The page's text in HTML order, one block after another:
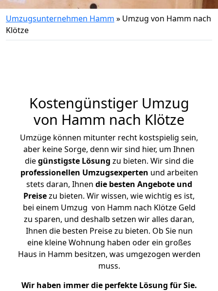
Umzugsunternehmen Hamm » Umzug von Hamm nach
Klötze
Kostengünstiger Umzug
von Hamm nach Klötze
Umzüge können mitunter recht kostspielig sein,
aber keine Sorge, denn wir sind hier, um Ihnen
diegünstigste Lösung zu bieten. Wir sind die
professionellen Umzugsexperten und arbeiten
stets daran, Ihnen die besten Angebote und
Preisezu bieten. Wir wissen, wie wichtig es ist,
bei einem Umzug von Hamm nach Klötze Geld
zu sparen, und deshalb setzen wir alles daran,
Ihnen die besten Preise zu bieten. Ob Sie nun
eine kleine Wohnung haben oder ein großes
Haus in Hamm besitzen, was umgezogen werden
muss.
Wir haben immer die perfekte Lösung für Sie.